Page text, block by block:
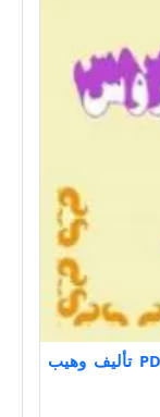
تحميل كتاب تكملة معجم تاج العروس PDF تأليف وهيب